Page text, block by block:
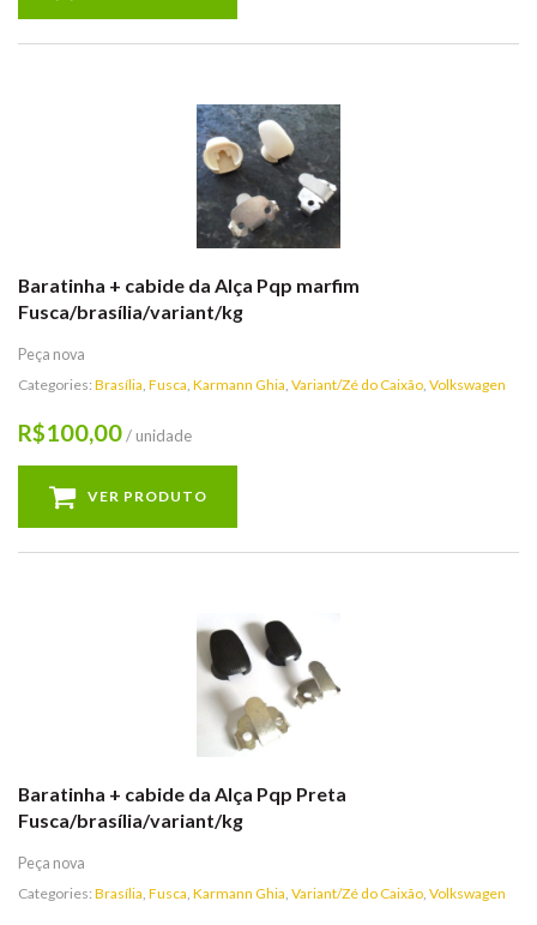
Baratinha + cabide da Alça Pqp marfim
Fusca/brasília/variant/kg
Peça nova
Categories: Brasília, Fusca, Karmann Ghia, Variant/Zé do Caixão, Volkswagen
R$100,00/ unidade
VER PRODUTO
Baratinha + cabide da Alça Pqp Preta
Fusca/brasília/variant/kg
Peça nova
Categories: Brasília, Fusca, Karmann Ghia, Variant/Zé do Caixão, Volkswagen